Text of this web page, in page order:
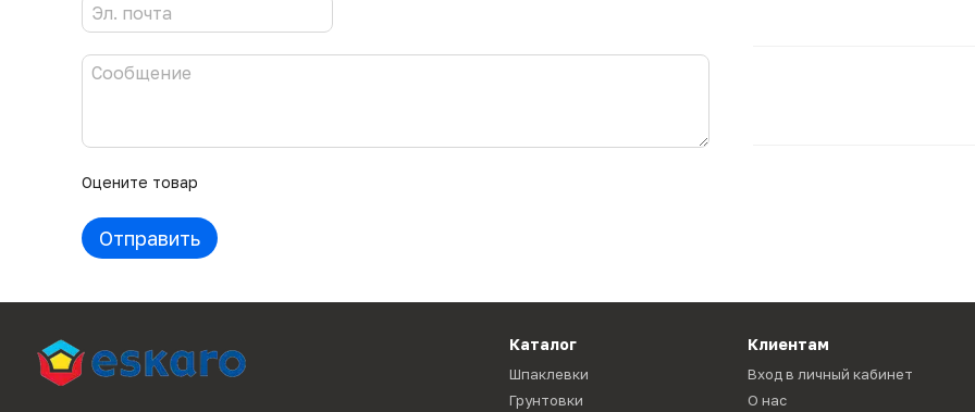
Оцените товар
Отправить
Каталог
Шпаклевки
Грунтовки
Клиентам
Вход в личный кабинет
О нас